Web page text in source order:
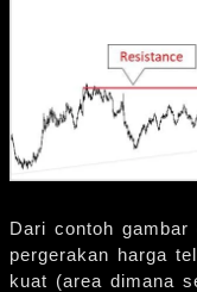
Dari contoh gambar
pergerakan harga
kuat (area dimana